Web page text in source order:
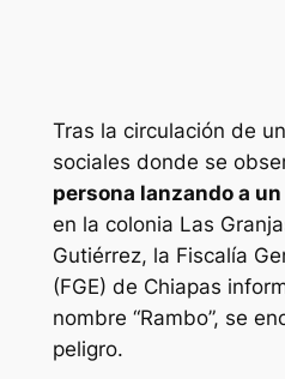
Tras la circulación de
sociales donde se
persona lanzando a
en la colonia Las
Gutiérrez, la Fiscalía
(FGE) de Chiapas
nombre “Rambo”, se
peligro.